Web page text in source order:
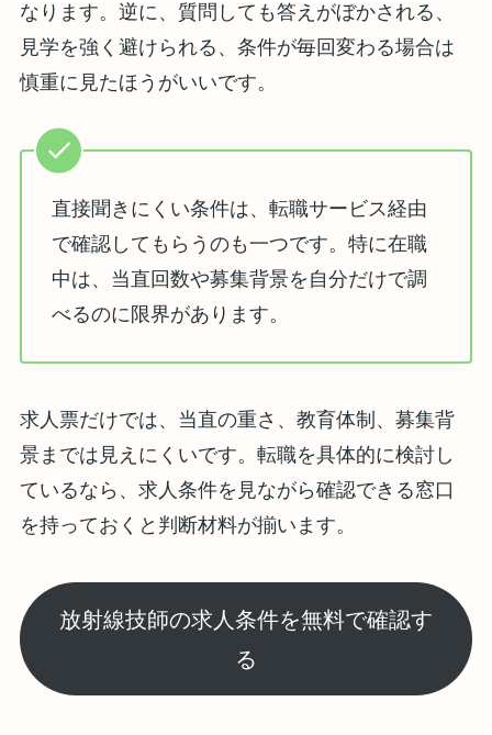
なります。逆に、質問しても答えがぼかされる、
見学を強く避けられる、条件が毎回変わる場合は
慎重に見たほうがいいです。
直接聞きにくい条件は、転職サービス経由
で確認してもらうのも一つです。特に在職
中は、当直回数や募集背景を自分だけで調
べるのに限界があります。
求人票だけでは、当直の重さ、教育体制、募集背
景までは見えにくいです。転職を具体的に検討し
ているなら、求人条件を見ながら確認できる窓口
を持っておくと判断材料が揃います。
放射線技師の求人条件を無料で確認す
る